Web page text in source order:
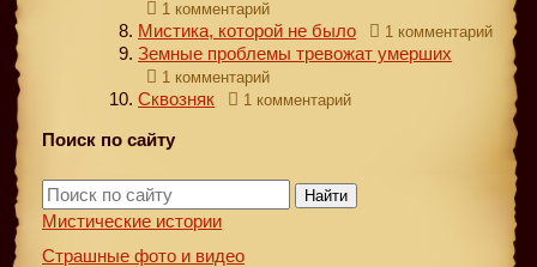
1 комментарий
Мистика, которой не было 1 комментарий
Земные проблемы тревожат умерших
1 комментарий
Сквозняк 1 комментарий
Поиск по сайту
Найти
Мистические истории
Страшные фото и видео